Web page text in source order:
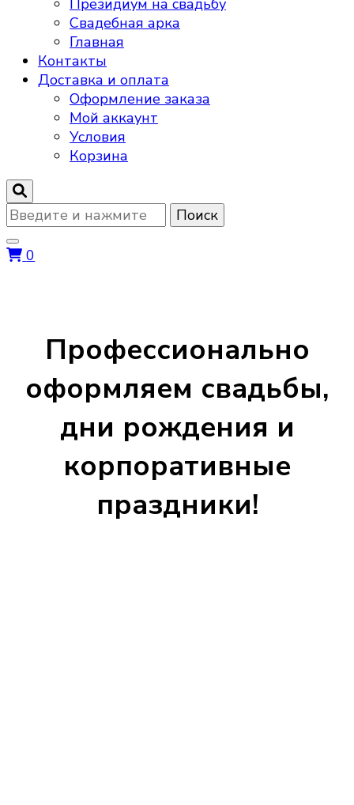
Президиум на свадьбу
Свадебная арка
Главная
Контакты
Доставка и оплата
Оформление заказа
Мой аккаунт
Условия
Корзина
Ищите
что-
то?0
Профессионально
оформляем свадьбы,
дни рождения и
корпоративные
праздники!